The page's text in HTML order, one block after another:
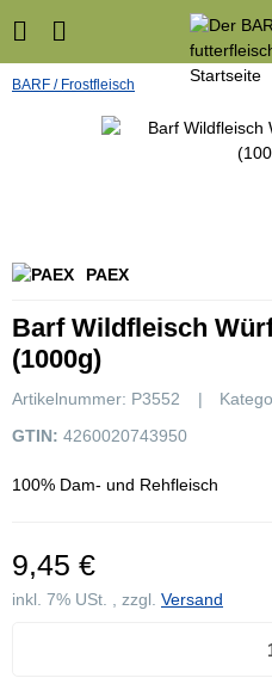
BARF / Frostfleisch
PAEX
Barf Wildfleisch
(1000g)
Artikelnummer: P3552
GTIN: 4260020743950
100% Dam- und Rehfleisch
9,45 €
inkl. 7% USt. , zzgl. Versand